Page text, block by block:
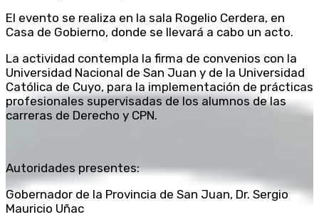
El evento se realiza en la sala Rogelio Cerdera, en
Casa de Gobierno, donde se llevará a cabo un acto.
La actividad contempla la firma de convenios con la
Universidad Nacional de San Juan y de la Universidad
Católica de Cuyo, para la implementación de prácticas
profesionales supervisadas de los alumnos de las
carreras de Derecho y CPN.
Autoridades presentes:
Gobernador de la Provincia de San Juan, Dr. Sergio
Mauricio Uñac